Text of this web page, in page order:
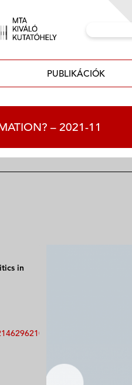
PUBLIKÁCIÓK
– 2021-11
in